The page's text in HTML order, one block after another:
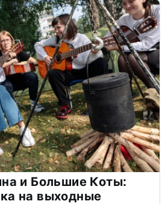
и Большие Коты:
на выходные